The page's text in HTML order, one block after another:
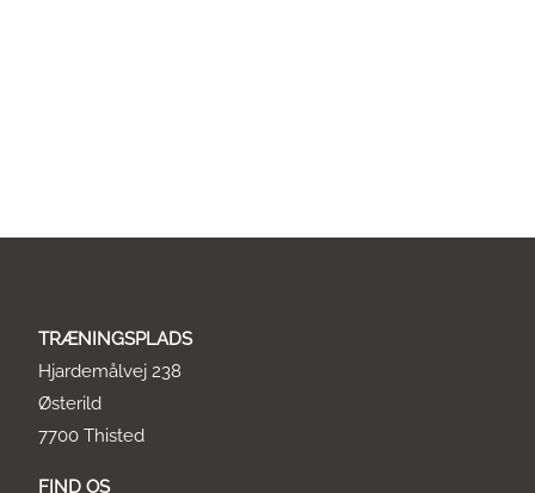
TRÆNINGSPLADS
Hjardemålvej 238
Østerild
7700 Thisted
FIND OS